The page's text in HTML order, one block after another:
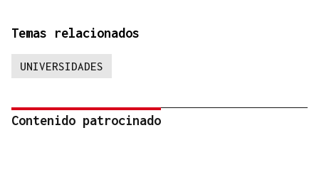
Temas relacionados
UNIVERSIDADES
Contenido patrocinado